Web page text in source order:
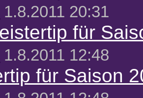
1.8.2011 20:31
für
1.8.2011 12:48
für Saison